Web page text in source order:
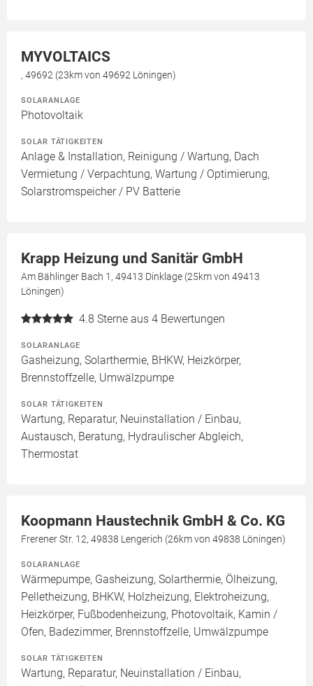
MYVOLTAICS
, 49692 (23km von 49692 Löningen)
SOLARANLAGE
Photovoltaik
SOLAR TÄTIGKEITEN
Anlage & Installation, Reinigung / Wartung, Dach
Vermietung / Verpachtung, Wartung / Optimierung,
Solarstromspeicher / PV Batterie
Krapp Heizung und Sanitär GmbH
Am Bählinger Bach 1, 49413 Dinklage (25km von 49413
Löningen)
4.8 Sterne aus 4 Bewertungen
SOLARANLAGE
Gasheizung, Solarthermie, BHKW, Heizkörper,
Brennstoffzelle, Umwälzpumpe
SOLAR TÄTIGKEITEN
Wartung, Reparatur, Neuinstallation / Einbau,
Austausch, Beratung, Hydraulischer Abgleich,
Thermostat
Koopmann Haustechnik GmbH & Co. KG
Frerener Str. 12, 49838 Lengerich (26km von 49838 Löningen)
SOLARANLAGE
Wärmepumpe, Gasheizung, Solarthermie, Ölheizung,
Pelletheizung, BHKW, Holzheizung, Elektroheizung,
Heizkörper, Fußbodenheizung, Photovoltaik, Kamin /
Ofen, Badezimmer, Brennstoffzelle, Umwälzpumpe
SOLAR TÄTIGKEITEN
Wartung, Reparatur, Neuinstallation / Einbau,